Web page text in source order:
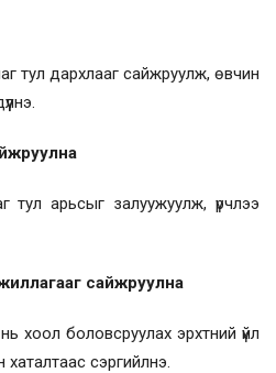
тул дархлааг сайжруулж, өвчин
тул арьсыг залуужуулж, үрчлээ
сайжруулна
хоол боловсруулах эрхтний үйл
сэргийлнэ.